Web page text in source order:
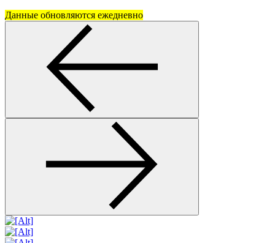
Данные обновляются ежедневно